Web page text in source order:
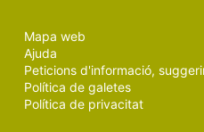
Mapa web
Ajuda
Peticions d'informació,
Política de galetes
Política de privacitat